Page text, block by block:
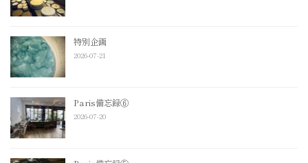
特別企画
2026-07-21
Paris備忘録⑥
2026-07-20